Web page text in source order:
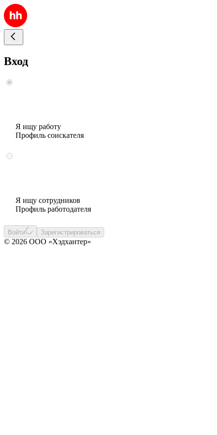
Вход
Я ищу работу
Профиль соискателя
Я ищу сотрудников
Профиль работодателя
Войти Зарегистрироваться
© 2026 ООО «Хэдхантер»